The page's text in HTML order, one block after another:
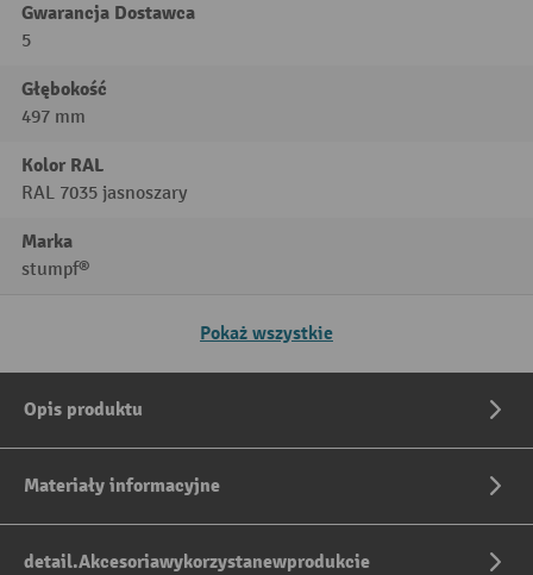
Gwarancja Dostawca
5
Głębokość
497 mm
Kolor RAL
RAL 7035 jasnoszary
Marka
stumpf®
Pokaż wszystkie
Opis produktu
Materiały informacyjne
detail.Akcesoriawykorzystanewprodukcie